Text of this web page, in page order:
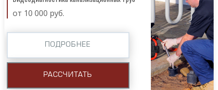
от 10 000 руб.
ПОДРОБНЕЕ
РАССЧИТАТЬ